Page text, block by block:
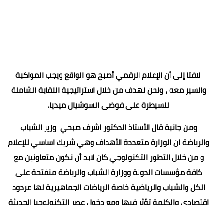
لافتا إلى أن الإعلام الرقمي أصبح هو الواقع ويجب المواكبة
والسير معه ، ونحن نهدف من خلال استراتيجية النقابة الشاملة
للسيطرة على فوضى السوشيال ميديا.
ومن جانبة قال الأستاذ الدكتور اشرف صبحي وزير الشباب
والرياضة ان الوزارة متعددة الأهداف وهي شريك اساسي للإعلام
و من خلال التطور التكنولوجي كان لابد أن نكون متعاونين مع
كافة مؤسسات الدولة ووزارة الشباب والرياضة منفتحة على
الكل والشباب والرياضية خاصة الرياضات الجماهيرية لها مردود
اقتصادي والكلمة تؤثر فيها ومع دخول عصر التكنولوجيا الحديثة